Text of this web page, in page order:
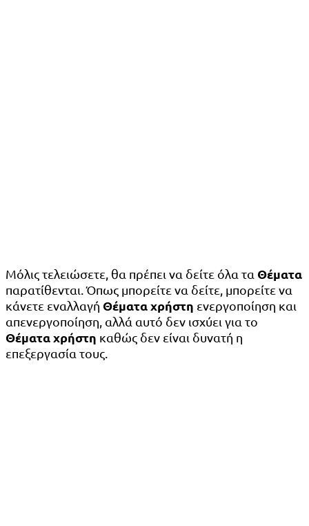
Μόλις τελειώσετε, θα πρέπει να δείτε όλα τα Θέματα
παρατίθενται. Όπως μπορείτε να δείτε, μπορείτε να
κάνετε εναλλαγή Θέματα χρήστη ενεργοποίηση και
απενεργοποίηση, αλλά αυτό δεν ισχύει για το
Θέματα χρήστη καθώς δεν είναι δυνατή η
επεξεργασία τους.